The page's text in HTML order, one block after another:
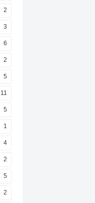
2
3
6
2
5
11
5
1
4
2
5
2